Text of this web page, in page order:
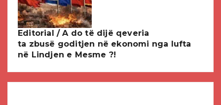
Editorial / A do të dijë qeveria
ta zbusë goditjen në ekonomi nga lufta
në Lindjen e Mesme ?!